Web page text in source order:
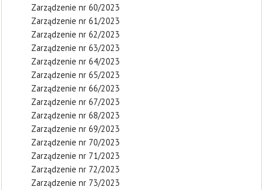
Zarządzenie nr 60/2023
Zarządzenie nr 61/2023
Zarządzenie nr 62/2023
Zarządzenie nr 63/2023
Zarządzenie nr 64/2023
Zarządzenie nr 65/2023
Zarządzenie nr 66/2023
Zarządzenie nr 67/2023
Zarządzenie nr 68/2023
Zarządzenie nr 69/2023
Zarządzenie nr 70/2023
Zarządzenie nr 71/2023
Zarządzenie nr 72/2023
Zarządzenie nr 73/2023